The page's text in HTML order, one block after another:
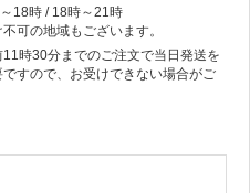
18時 / 18時～21時
可の地域もございます。
時30分までのご注文で当日発送を
すので、お受けできない場合がご